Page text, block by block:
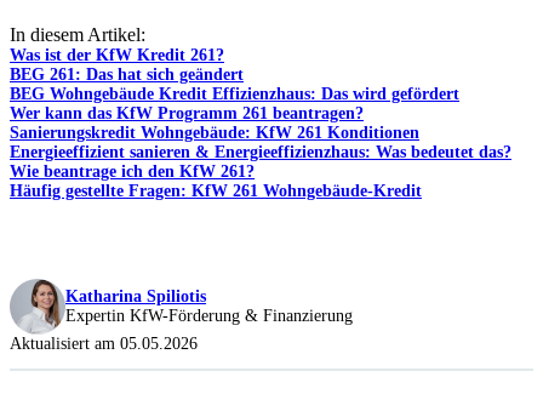
In diesem Artikel:
Was ist der KfW Kredit 261?
BEG 261: Das hat sich geändert
BEG Wohngebäude Kredit Effizienzhaus: Das wird gefördert
Wer kann das KfW Programm 261 beantragen?
Sanierungskredit Wohngebäude: KfW 261 Konditionen
Energieeffizient sanieren & Energieeffizienzhaus: Was bedeutet das?
Wie beantrage ich den KfW 261?
Häufig gestellte Fragen: KfW 261 Wohngebäude-Kredit
Katharina Spiliotis
Expertin KfW-Förderung & Finanzierung
Aktualisiert am 05.05.2026